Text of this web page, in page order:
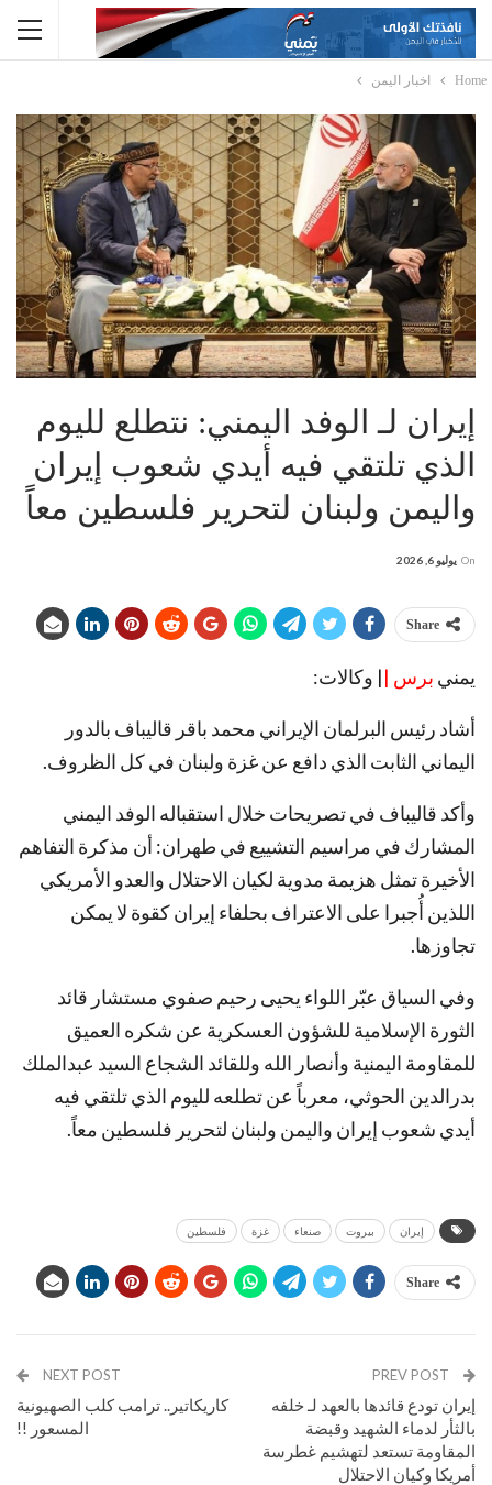
Home اخبار اليمن
إيران لـ الوفد اليمني: نتطلع لليوم
الذي تلتقي فيه أيدي شعوب إيران
واليمن ولبنان لتحرير فلسطين معاً
On يوليو 6, 2026
Share
يمني برس || وكالات:
أشاد رئيس البرلمان الإيراني محمد باقر قاليباف بالدور
اليماني الثابت الذي دافع عن غزة ولبنان في كل الظروف.
وأكد قاليباف في تصريحات خلال استقباله الوفد اليمني
المشارك في مراسيم التشييع في طهران: أن مذكرة التفاهم
الأخيرة تمثل هزيمة مدوية لكيان الاحتلال والعدو الأمريكي
اللذين أُجبرا على الاعتراف بحلفاء إيران كقوة لا يمكن
تجاوزها.
وفي السياق عبّر اللواء يحيى رحيم صفوي مستشار قائد
الثورة الإسلامية للشؤون العسكرية عن شكره العميق
للمقاومة اليمنية وأنصار الله وللقائد الشجاع السيد عبدالملك
بدرالدين الحوثي، معرباً عن تطلعه لليوم الذي تلتقي فيه
أيدي شعوب إيران واليمن ولبنان لتحرير فلسطين معاً.
إيران بيروت صنعاء غزة فلسطين
Share
إيران تودع قائدها بالعهد لـ خلفه
بالثأر لدماء الشهيد وقبضة
المقاومة تستعد لتهشيم غطرسة
أمريكا وكيان الاحتلال
NEXT POST
كاريكاتير.. ترامب كلب الصهيونية
المسعور !!